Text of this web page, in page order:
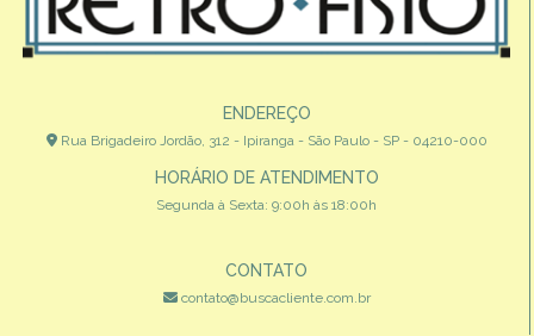
ENDEREÇO
Rua Brigadeiro Jordão, 312 - Ipiranga - São Paulo - SP - 04210-000
HORÁRIO DE ATENDIMENTO
Segunda à Sexta: 9:00h às 18:00h
CONTATO
contato@buscacliente.com.br